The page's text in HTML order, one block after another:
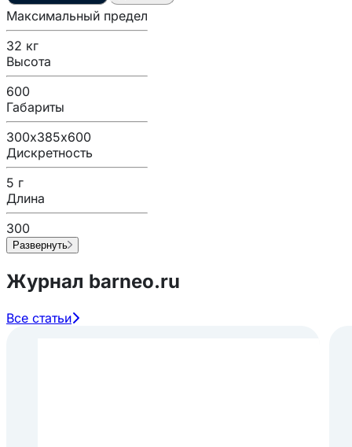
Максимальный предел
32 кг
Высота
600
Габариты
300х385х600
Дискретность
5 г
Длина
300
Развернуть
Журнал barneo.ru
Все статьи